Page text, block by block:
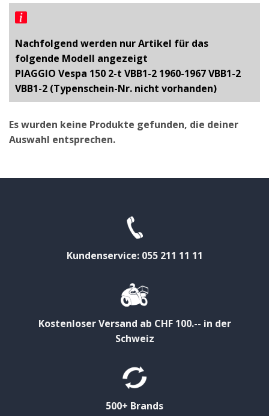
Nachfolgend werden nur Artikel für das
folgende Modell angezeigt
PIAGGIO Vespa 150 2-t VBB1-2 1960-1967 VBB1-2
VBB1-2 (Typenschein-Nr. nicht vorhanden)
Es wurden keine Produkte gefunden, die deiner
Auswahl entsprechen.
Kundenservice: 055 211 11 11
Kostenloser Versand ab CHF 100.-- in der
Schweiz
500+ Brands